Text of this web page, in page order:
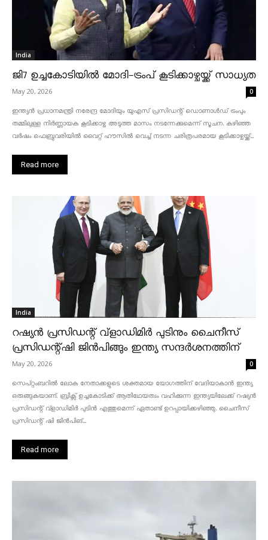
India
ജി7 ഉച്ചകോടിയിൽ മോദി-ട്രംപ് കൂടിക്കാഴ്ചയ്ക്ക് സാധ്യത
May 20, 2026 0
ഇന്ത്യൻ പ്രധാനമന്ത്രി നരേന്ദ്ര മോദിയും യുഎസ് പ്രസിഡന്റ് ഡൊണാൾഡ് ട്രംപും
തമ്മിലുള്ള നിർണ്ണായക കൂടിക്കാഴ്ച അടുത്ത മാസം നടന്നേക്കുമെന്ന് സൂചന. കഴിഞ്ഞ
വർഷം ഫെബ്രുവരിയിൽ വൈറ്റ് ഹൗസിൽ വെച്ച് നടന്ന ചരിത്രപരമായ കൂടിക്കാഴ്ചയ്ക്ക്...
Read more
India
റഷ്യൻ പ്രസിഡന്റ് വ്‌ളാഡിമിർ പുടിനും ചൈനീസ്
പ്രസിഡന്റ്ഷി ജിൻപിങ്ങും ഇന്ത്യ സന്ദർശനത്തിന്
May 20, 2026 0
സെപ്റ്റംബറിൽ ലോക നേതാക്കളുടെ ശക്തമായ യോഗത്തിന് വേദിയാകാൻ ഇന്ത്യ
ഒരുങ്ങുകയാണ്. ബ്രിക്സ് ഉച്ചകോടിക്ക് ആതിഥേയത്വം വഹിക്കുന്ന ഇന്ത്യയിലേക്ക് റഷ്യൻ
പ്രസിഡന്റ് വ്‌ളാഡിമിർ പുടിൻ എത്തുമെന്ന് ഏതാണ്ട് ഉറപ്പായിക്കഴിഞ്ഞു. ചൈനീസ്
പ്രസിഡന്റ് ഷി ജിൻപിങ്...
Read more